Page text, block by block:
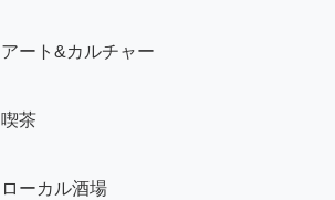
アート&カルチャー
喫茶
ローカル酒場